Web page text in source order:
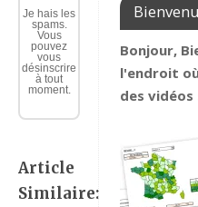
Je hais les
spams.
Vous
pouvez
vous
désinscrire
à tout
moment.
Article
Similaire:
Bonjour,
l'endroit
des vidéos